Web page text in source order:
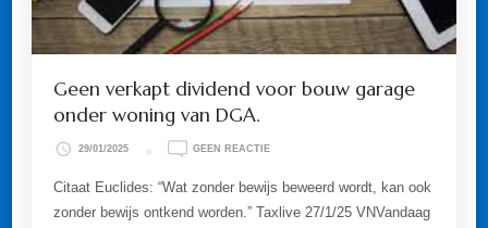
Geen verkapt dividend voor bouw garage
onder woning van DGA.
29/01/2025 GEEN REACTIEOP
VERKAPT
VOOR
Citaat Euclides: “Wat zonder bewijs beweerd wordt, kan ook
zonder bewijs ontkend worden.” Taxlive 27/1/25 VNVandaag